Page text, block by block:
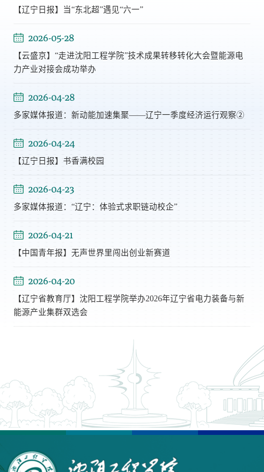
【辽宁日报】当“东北超”遇见“六一”
2026-05-28
【云盛京】“走进沈阳工程学院”技术成果转移转化大会暨能源电
力产业对接会成功举办
2026-04-28
多家媒体报道：新动能加速集聚——辽宁一季度经济运行观察②
2026-04-24
【辽宁日报】书香满校园
2026-04-23
多家媒体报道：“辽宁：体验式求职链动校企”
2026-04-21
【中国青年报】无声世界里闯出创业新赛道
2026-04-20
【辽宁省教育厅】沈阳工程学院举办2026年辽宁省电力装备与新
能源产业集群双选会